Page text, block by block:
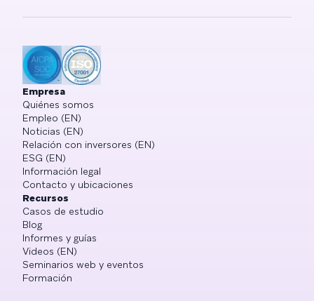
Empresa
Quiénes somos
Empleo (EN)
Noticias (EN)
Relación con inversores (EN)
ESG (EN)
Información legal
Contacto y ubicaciones
Recursos
Casos de estudio
Blog
Informes y guías
Videos (EN)
Seminarios web y eventos
Formación